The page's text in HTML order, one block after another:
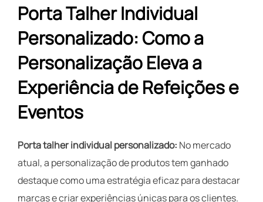
Porta Talher Individual
Personalizado: Como a
Personalização Eleva a
Experiência de Refeições e
Eventos
Porta talher individual personalizado: No mercado
atual, a personalização de produtos tem ganhado
destaque como uma estratégia eficaz para destacar
marcas e criar experiências únicas para os clientes.